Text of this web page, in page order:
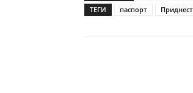
ТЕГИ
паспорт